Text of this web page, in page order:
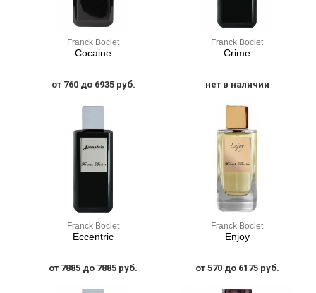
Franck Boclet
Cocaine
от 760 до 6935 руб.
Franck Boclet
Crime
нет в наличии
Franck Boclet
Eccentric
от 7885 до 7885 руб.
Franck Boclet
Enjoy
от 570 до 6175 руб.